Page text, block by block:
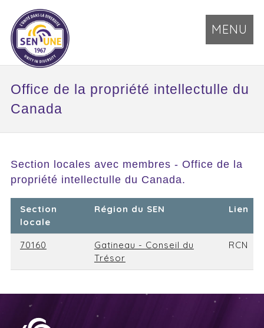
MENU
Office de la propriété intellectulle du
Canada
Section locales avec membres - Office de la
propriété intellectulle du Canada.
Section
locale
Région du SEN Lien
70160
Gatineau - Conseil du
Trésor
RCN